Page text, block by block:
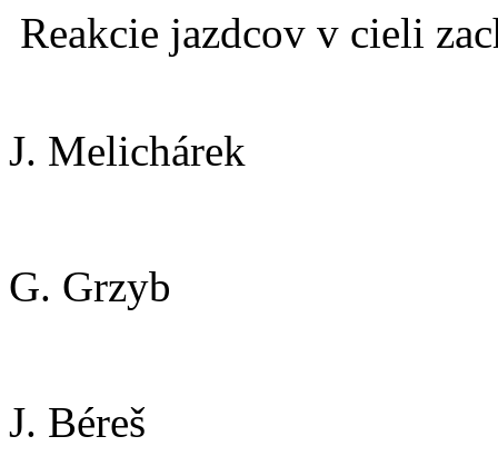
Reakcie jazdcov v cieli
J. Melichárek
G. Grzyb
J. Béreš